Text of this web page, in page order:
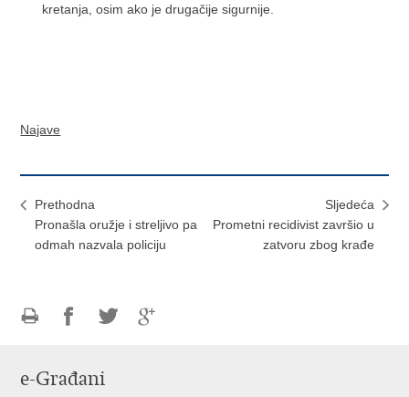
kretanja, osim ako je drugačije sigurnije.
Najave
Prethodna
Pronašla oružje i streljivo pa
odmah nazvala policiju
Sljedeća
Prometni recidivist završio u
zatvoru zbog krađe
FacebookuTwitteru
e-Građani